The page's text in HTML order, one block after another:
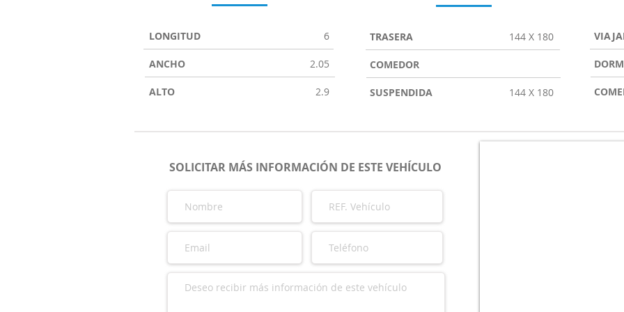
LONGITUD 6
ANCHO 2.05
ALTO 2.9
TRASERA 144 X 180
COMEDOR
SUSPENDIDA 144 X 180
SOLICITAR MÁS INFORMACIÓN DE ESTE VEHÍCULO